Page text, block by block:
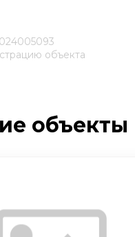
объекта
объекты